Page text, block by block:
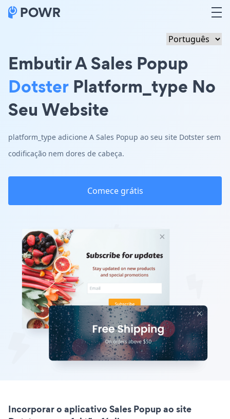
Embutir A Sales Popup
Dotster Platform_type No
Seu Website
platform_type adicione A Sales Popup ao seu site Dotster sem
codificação nem dores de cabeça.
Comece grátis
Incorporar o aplicativo Sales Popup ao site